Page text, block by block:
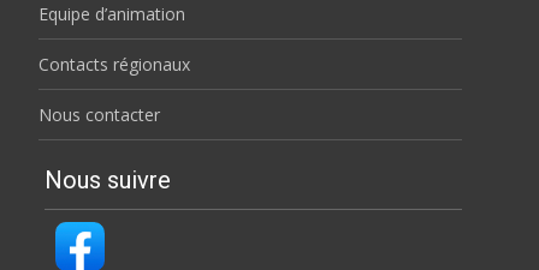
Equipe d’animation
Contacts régionaux
Nous contacter
Nous suivre